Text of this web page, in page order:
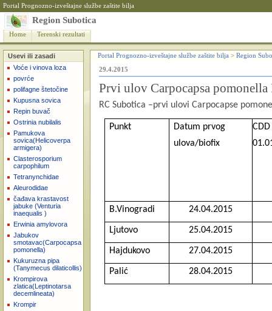
Portal Prognozno-izveštajne službe zaštite bilja
Region Subotica
Home Terenski rezultati
Usevi ili zasadi
Voće i vinova loza
povrće
polifagne štetočine
Kupusna sovica
Repin buvač
Ostrinia nubilalis
Pamukova
sovica(Helicoverpa
armigera)
Clasterosporium
carpophilum
Tetranynchidae
Aleurodidae
čađava krastavost
jabuke (Venturia
inaequalis )
Erwinia amylovora
Jabukov
smotavac(Carpocapsa
pomonella)
Kukuruzna pipa
(Tanymecus dilaticollis)
Krompirova
zlatica(Leptinotarsa
decemlineata)
Krompir
Portal Prognozno-izveštajne službe zaštite bilja > Region
29.4.2015
Prvi ulov Carpocapsa pomonella
RC Subotica –prvi ulovi Carpocapse
Punkt
Datum prvog
ulova/biofix
B.Vinogradi 24.04.2015
Ljutovo 25.04.2015
Hajdukovo 27.04.2015
Palić 28.04.2015